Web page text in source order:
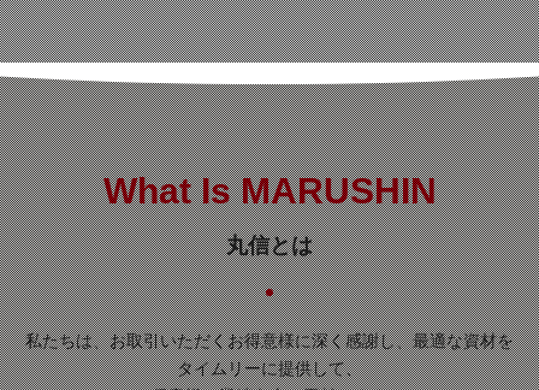
What Is MARUSHIN
丸信とは
私たちは、お取引いただくお得意様に深く感謝し、最適な資材を
タイムリーに提供して、